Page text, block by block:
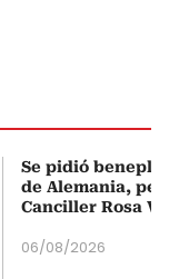
Se pidió
de Alemania,
Canciller Rosa
06/08/2026